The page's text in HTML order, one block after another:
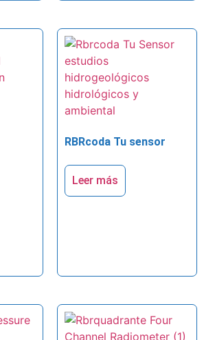
RBRcoda Tu sensor
Leer más